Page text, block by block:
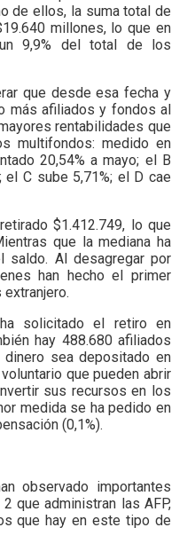
de ellos, la suma total de
millones, lo que en
9,9% del total de los
que desde esa fecha y
más afiliados y fondos al
rentabilidades que
multifondos: medido en
20,54% a mayo; el B
el C sube 5,71%; el D cae
$1.412.749, lo que
que la mediana ha
saldo. Al desagregar por
han hecho el primer
solicitado el retiro en
hay 488.680 afiliados
sea depositado en
que pueden abrir
sus recursos en los
medida se ha pedido en
(0,1%).
observado importantes
que administran las AFP,
que hay en este tipo de